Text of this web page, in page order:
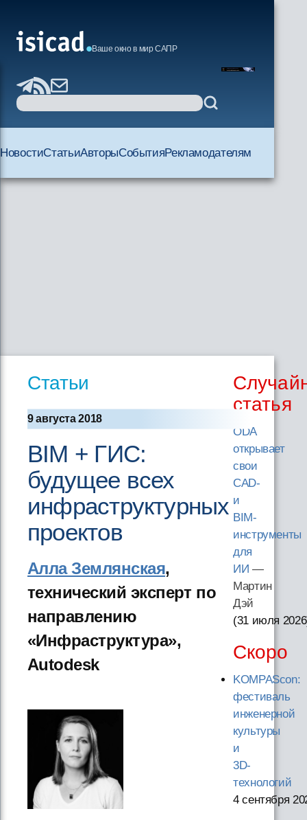
Ваше окно в мир САПР
НовостиСтатьиАвторыСобытияРекламодателям
Статьи
9 августа 2018
BIM + ГИС:
будущее всех
инфраструктурных
проектов
Алла Землянская,
технический эксперт по
направлению
«Инфраструктура»,
Autodesk
статья
ODA
открывает
свои
CAD-
и
BIM-
инструменты
для
ИИ —
Мартин
Дэй
(31 июля 2026
Скоро
KOMPAScon:
фестиваль
инженерной
культуры
и
3D-
технологий
4 сентября